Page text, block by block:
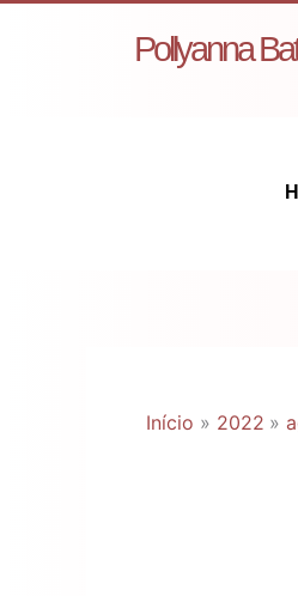
Pollyanna
Início 2022